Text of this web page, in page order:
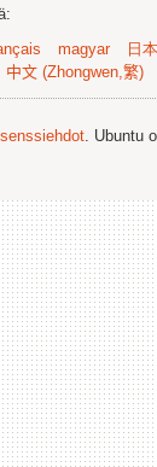
magyar 日
中文 (Zhongwen,繁)
. Ubuntu